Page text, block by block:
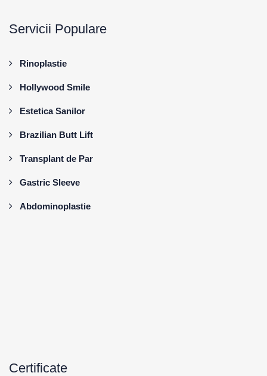
Servicii Populare
Rinoplastie
Hollywood Smile
Estetica Sanilor
Brazilian Butt Lift
Transplant de Par
Gastric Sleeve
Abdominoplastie
Certificate